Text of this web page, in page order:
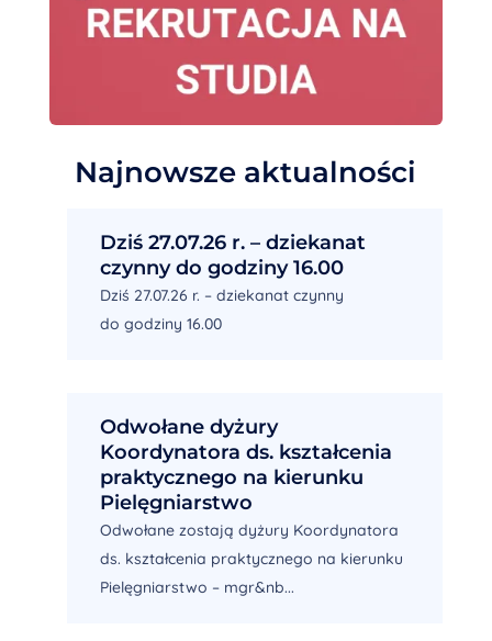
Najnowsze aktualności
Dziś 27.07.26 r. – dziekanat
czynny do godziny 16.00
Dziś 27.07.26 r. – dziekanat czynny
do godziny 16.00
Odwołane dyżury
Koordynatora ds. kształcenia
praktycznego na kierunku
Pielęgniarstwo
Odwołane zostają dyżury Koordynatora
ds. kształcenia praktycznego na kierunku
Pielęgniarstwo – mgr&nb...